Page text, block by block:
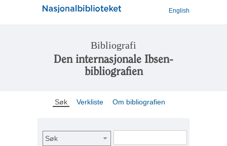
English
Bibliografi
Den internasjonale Ibsen-
bibliografien
Søk Verkliste Om bibliografien
Søk